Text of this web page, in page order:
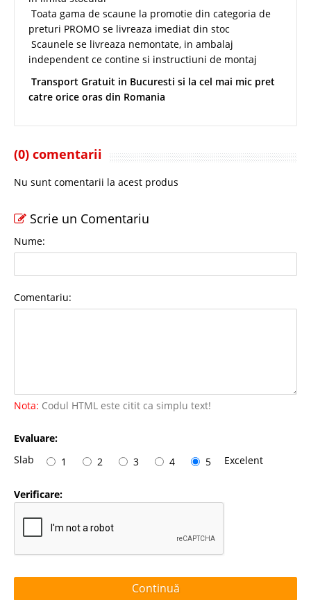
Toata gama de scaune la promotie din categoria de
preturi PROMO se livreaza imediat din stoc
Scaunele se livreaza nemontate, in ambalaj
independent ce contine si instructiuni de montaj
Transport Gratuit in Bucuresti si la cel mai mic pret
catre orice oras din Romania
(0) comentarii
Nu sunt comentarii la acest produs
Scrie un Comentariu
Nume:
Comentariu:
Nota: Codul HTML este citit ca simplu text!
Evaluare:
Slab
1 2 3 4 5 Excelent
Verificare:
Continuă